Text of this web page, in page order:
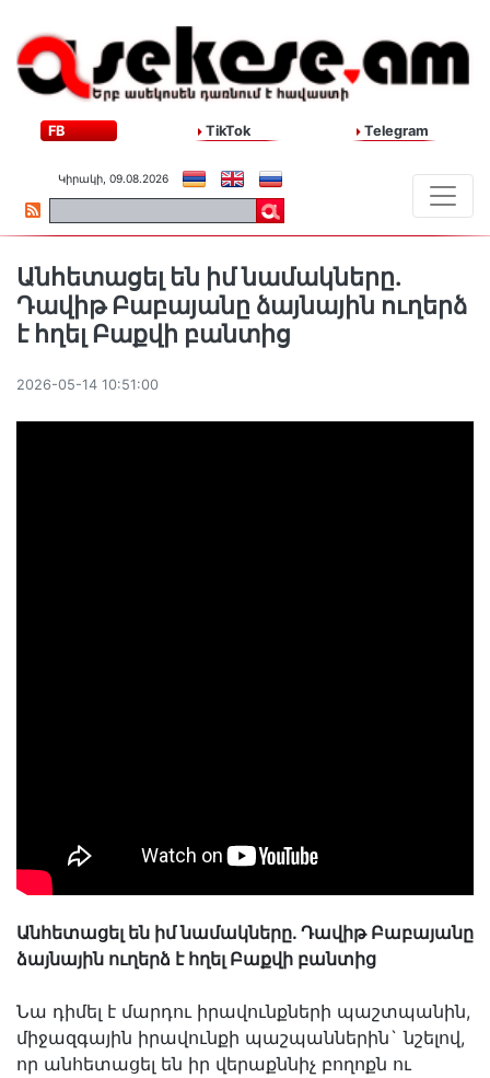
FB TikTok Telegram
Կիրակի, 09.08.2026
Անհետացել են իմ նամակները.
Դավիթ Բաբայանը ձայնային ուղերձ
է հղել Բաքվի բանտից
2026-05-14 10:51:00
Անհետացել են իմ նամակները. Դավիթ Բաբայանը
ձայնային ուղերձ է հղել Բաքվի բանտից
Նա դիմել է մարդու իրավունքների պաշտպանին,
միջազգային իրավունքի պաշպաններին` նշելով,
որ անհետացել են իր վերաքննիչ բողոքն ու